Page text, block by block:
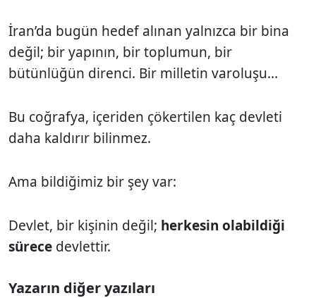
İran’da bugün hedef alınan yalnızca bir bina
değil; bir yapının, bir toplumun, bir
bütünlüğün direnci. Bir milletin varoluşu...
Bu coğrafya, içeriden çökertilen kaç devleti
daha kaldırır bilinmez.
Ama bildiğimiz bir şey var:
Devlet, bir kişinin değil; herkesin olabildiği
sürece devlettir.
Yazarın diğer yazıları